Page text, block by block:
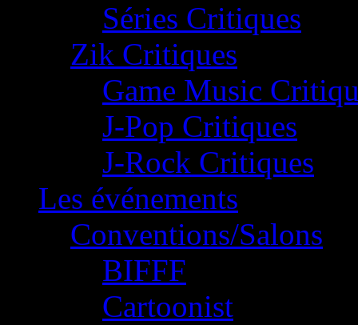
Séries Critiques
Zik Critiques
Game Music
J-Pop Critiques
J-Rock Critiques
Les événements
Conventions/Salons
BIFFF
Cartoonist